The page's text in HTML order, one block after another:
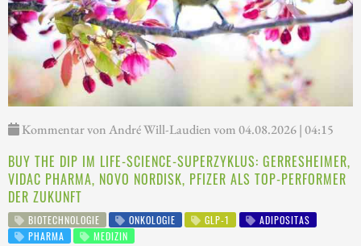
Kommentar von André Will-Laudien vom 04.08.2026 | 04:15
BUY THE DIP IM LIFE-SCIENCE-SUPERZYKLUS: GERRESHEIMER,
VIDAC PHARMA, NOVO NORDISK, PFIZER ALS TOP-PERFORMER
DER ZUKUNFT
BIOTECHNOLOGIE ONKOLOGIE GLP-1
ADIPOSITAS
PHARMA
MEDIZIN